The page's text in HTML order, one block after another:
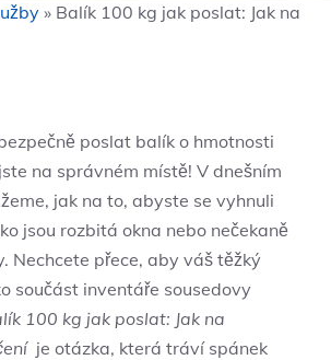
» Balík 100 kg jak poslat: Jak na
poslat balík‍ o hmotnosti⁤
na ‌správném místě! V dnešním
jak na to, abyste se vyhnuli
jsou‍ rozbitá‍ okna nebo nečekaně
Nechcete přece, aby váš těžký
součást​ inventáře ‌sousedovy
​100⁤ kg jak ‌poslat: Jak na
‍ je otázka, která tráví ⁤spánek⁢